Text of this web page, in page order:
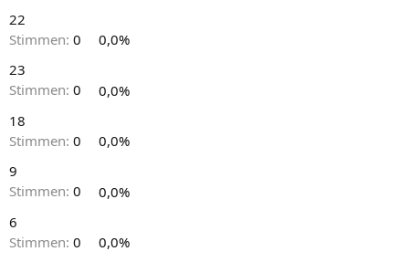
22
Stimmen: 0
0,0%
23
Stimmen: 0
0,0%
18
Stimmen: 0
0,0%
9
Stimmen: 0
0,0%
6
Stimmen: 0
0,0%